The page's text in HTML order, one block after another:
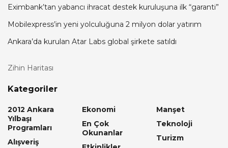
Eximbank’tan yabancı ihracat destek kuruluşuna ilk “garanti”
Mobilexpress’in yeni yolculuğuna 2 milyon dolar yatırım
Ankara’da kurulan Atar Labs global şirkete satıldı
Zihin Haritası
Kategoriler
2012 Ankara
Yılbaşı
Programları
Alışveriş
Ekonomi
En Çok
Okunanlar
Manşet
Teknoloji
Turizm